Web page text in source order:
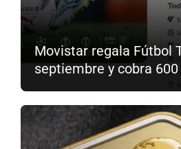
Movistar regala Fútbol
septiembre y cobra